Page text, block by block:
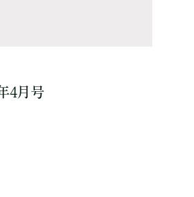
4月号